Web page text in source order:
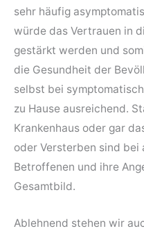
sehr häufig
würde das Vertrauen in
gestärkt werden und
die Gesundheit der
selbst bei
zu Hause ausreichend.
Krankenhaus oder gar
oder Versterben sind
Betroffenen und ihre
Gesamtbild.
Ablehnend stehen wir